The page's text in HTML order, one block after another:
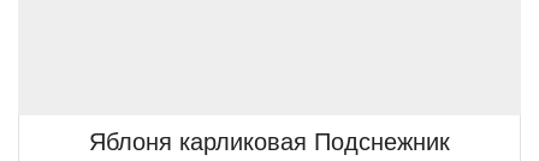
Яблоня карликовая Подснежник